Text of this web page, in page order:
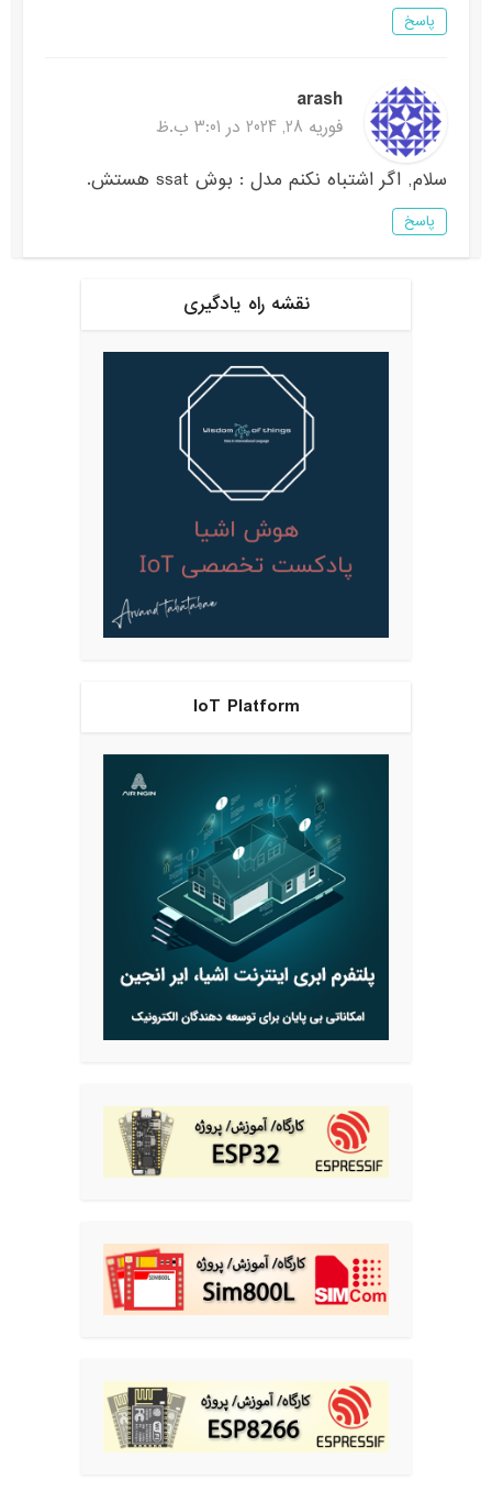
پاسخ
arash
فوریه 28, 2024 در 3:01 ب.ظ
سلام, اگر اشتباه نکنم مدل : بوش ssat هستش.
پاسخ
نقشه راه یادگیری
IoT Platform